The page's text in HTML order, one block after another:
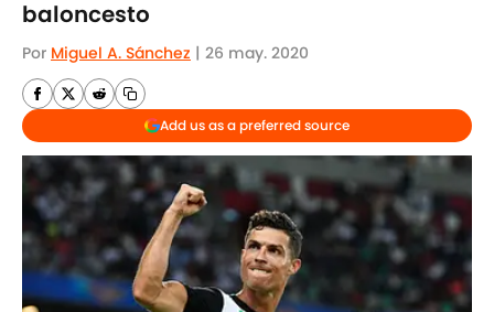
baloncesto
Por Miguel A. Sánchez | 26 may. 2020
Add us as a preferred source